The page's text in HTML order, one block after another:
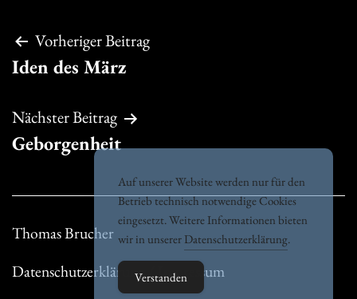
Beitragsnavigation
Vorheriger Beitrag
Iden des März
Nächster Beitrag
Geborgenheit
Thomas Brucher
Datenschutzerklärung / Impressum
Auf unserer Website werden nur für den
Betrieb technisch notwendige Cookies
eingesetzt. Weitere Informationen bieten
wir in unserer Datenschutzerklärung.
Verstanden